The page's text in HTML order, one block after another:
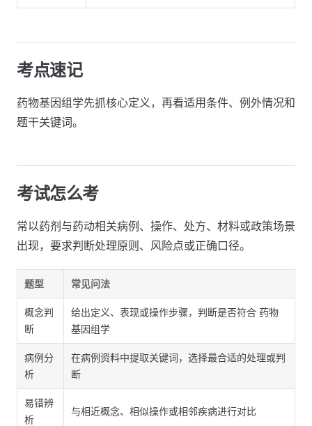
考点速记
药物基因组学先抓核心定义，再看适用条件、例外情况和
题干关键词。
考试怎么考
常以药剂与药动相关病例、操作、处方、材料或政策场景
出现，要求判断处理原则、风险点或正确口径。
题型 常见问法
概念判
断
给出定义、表现或操作步骤，判断是否符合 药物
基因组学
病例分
析
在病例资料中提取关键词，选择最合适的处理或判
断
易错辨
析
与相近概念、相似操作或相邻疾病进行对比